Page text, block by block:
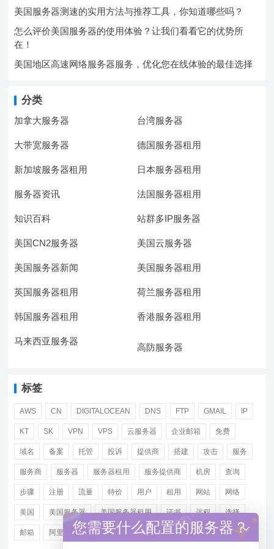
美国服务器测速的实用方法与推荐工具，你知道哪些吗？
怎么评价美国服务器的使用体验？让我们看看它的优势所
在！
美国地区高速网络服务器服务，优化您在线体验的最佳选择
分类
加拿大服务器 台湾服务器
大带宽服务器 德国服务器租用
新加坡服务器租用 日本服务器租用
服务器资讯 法国服务器租用
知识百科 站群多IP服务器
美国CN2服务器 美国云服务器
美国服务器新闻 美国服务器租用
英国服务器租用 荷兰服务器租用
韩国服务器租用 香港服务器租用
马来西亚服务器
高防服务器
标签
AWS CN DIGITALOCEAN DNS FTP GMAIL IP
KT SK VPN VPS 云服务器 企业邮箱 免费
域名 备案 托管 投诉 提供商 搭建 攻击 服务
服务商 服务器 服务器租用 服务提供商 机房 查询
步骤 注册 流量 特价 用户 租用 网站 网络
美国 美国服务器 美国服务器租用 证书 远程 选择
邮箱 阿里 香港服务器租用
您需要什么配置的服务器？